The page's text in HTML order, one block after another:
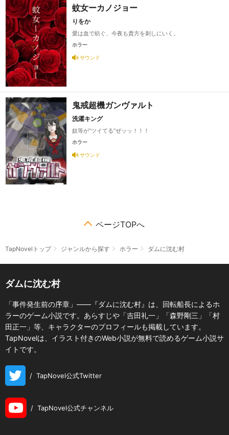
蚊女ーカノジョー
りをか
愛は血で紡ぐ、今夜も貴方を刺しにいく。
ホラー
サウンド
鬼戒超機ガンヴァルト
洗濯キング
奴等が“ツイてる”ぜッッ！！！
ホラー
サウンド
ページTOPへ
TapNovelトップ ジャンルから探す ホラー ダムに沈む村
ダムに沈む村
「事件発生前の序章」――『ダムに沈む村』は、回転船長によるホ
ラーのゲーム小説です。あらすじや「吉田礼一」「森野剛三」「村
田正一」等、キャラクターのプロフィールも掲載しています。
TapNovelは、イラスト付きのWeb小説が無料で読めるゲーム小説サ
イトです。
/ TapNovel公式Twitter
/ TapNovel公式チャンネル